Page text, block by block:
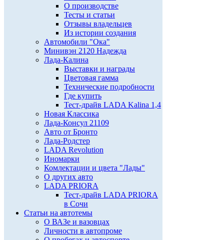
О производстве
Тесты и статьи
Отзывы владельцев
Из истории создания
Автомобили "Ока"
Минивэн 2120 Надежда
Лада-Калина
Выставки и награды
Цветовая гамма
Технические подробности
Где купить
Тест-драйв LADA Kalina 1,4
Новая Классика
Лада-Консул 21109
Авто от Бронто
Лада-Родстер
LADA Revolution
Иномарки
Комлектации и цвета "Лады"
О других авто
LADA PRIORA
Тест-драйв LADA PRIORA
в Сочи
Статьи на автотемы
О ВАЗе и вазовцах
Личности в автопроме